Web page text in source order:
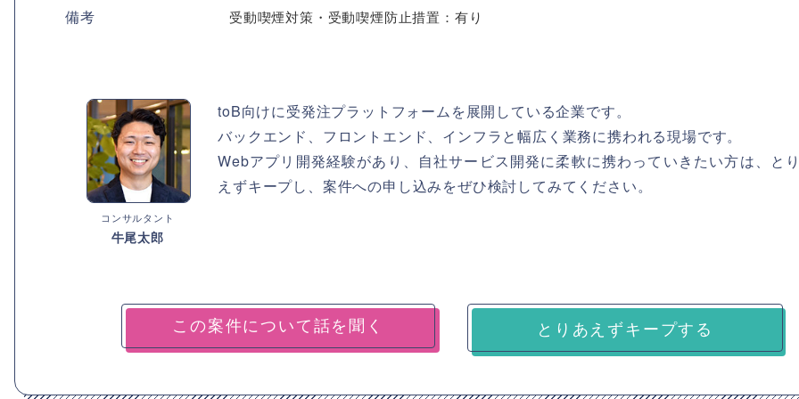
備考 受動喫煙対策・受動喫煙防止措置：有り
コンサルタント
牛尾太郎
toB向けに受発注プラットフォームを展開している企業です。
バックエンド、フロントエンド、インフラと幅広く業務に携われる現場です。
Webアプリ開発経験があり、自社サービス開発に柔軟に携わっていきたい方は、と
えずキープし、案件への申し込みをぜひ検討してみてください。
とりあえずキープする